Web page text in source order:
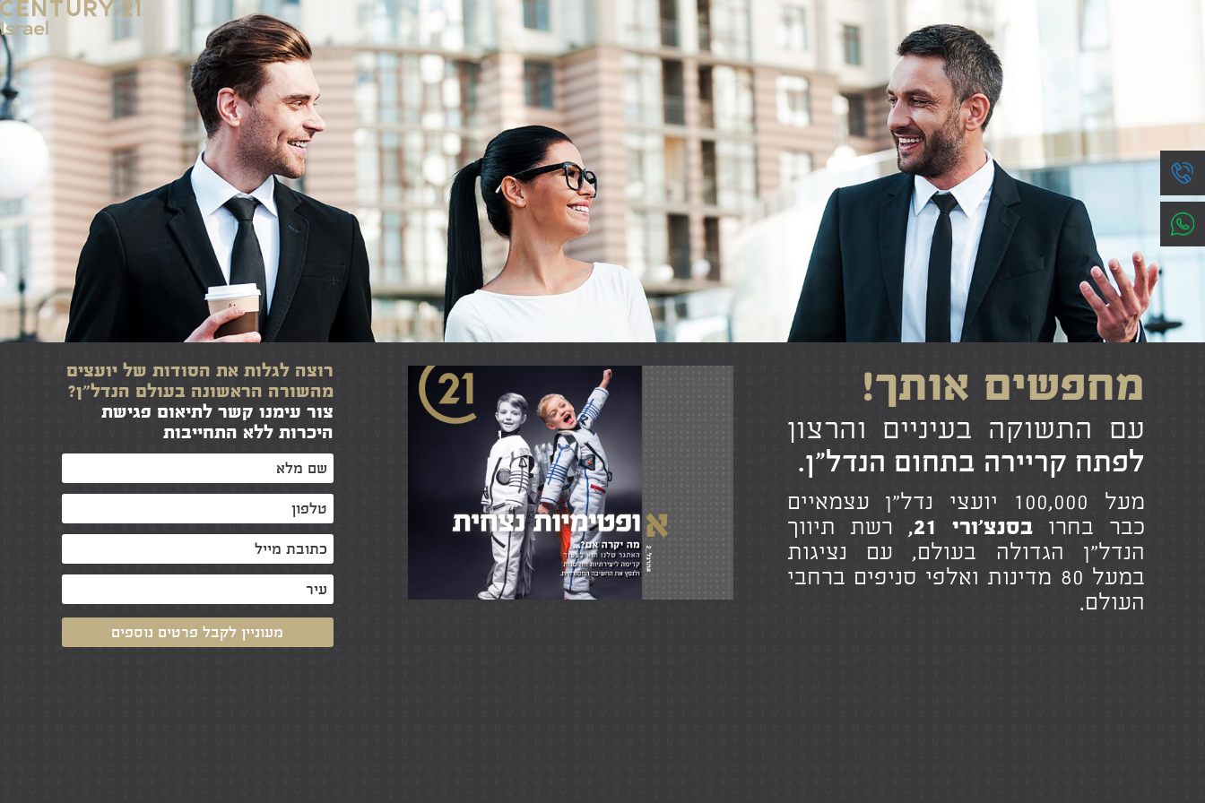
מחפשים אותך!
עם התשוקה בעיניים והרצון
לפתח קריירה בתחום הנדל"ן.
מעל 100,000 יועצי נדל"ן עצמאיים
כבר בחרו בסנצ'ורי 21,
רשת תיווך
הנדל"ן הגדולה בעולם, עם נציגות
במעל 80 מדינות ואלפי סניפים ברחבי
העולם.
רוצה לגלות את הסודות של יועצים
מהשורה הראשונה בעולם הנדל"ן?
צור עימנו קשר לתיאום פגישת
היכרות ללא התחייבות